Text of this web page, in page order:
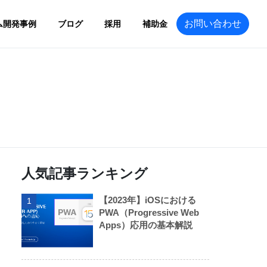
開発事例 ブログ 採用 補助金 お問い合わせ
人気記事ランキング
1
【2023年】iOSにおける
PWA（Progressive Web
Apps）応用の基本解説